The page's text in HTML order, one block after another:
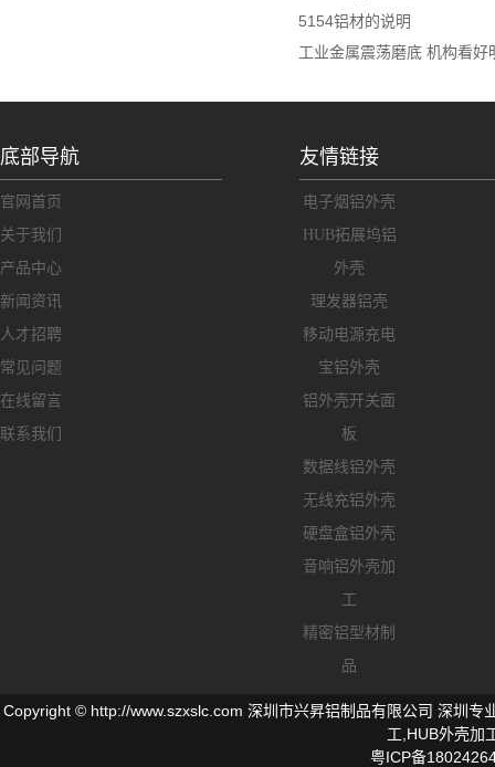
5154铝材的说明
工业金属震荡磨底 机构看
底部导航
官网首页
关于我们
产品中心
新闻资讯
人才招聘
常见问题
在线留言
联系我们
友情链接
电子烟铝外壳
HUB拓展坞铝
外壳
理发器铝壳
移动电源充电
宝铝外壳
铝外壳开关面
板
数据线铝外壳
无线充铝外壳
硬盘盒铝外壳
音响铝外壳加
工
精密铝型材制
品
Copyright © http://www.szxslc.com 深圳市兴昇铝制品有限公司 深圳专
工, HUB外壳加
粤ICP备